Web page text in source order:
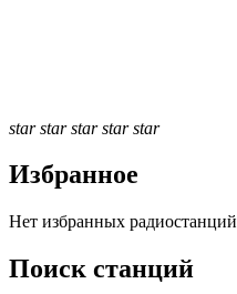
star star star star star
Избранное
Нет избранных радиостанций
Поиск станций